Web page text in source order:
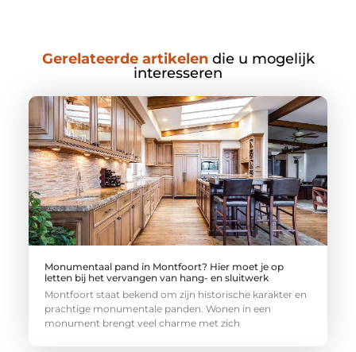
Gerelateerde artikelendie u mogelijk
interesseren
Monumentaal pand in Montfoort? Hier moet je op
letten bij het vervangen van hang- en sluitwerk
Montfoort staat bekend om zijn historische karakter en
prachtige monumentale panden. Wonen in een
monument brengt veel charme met zich